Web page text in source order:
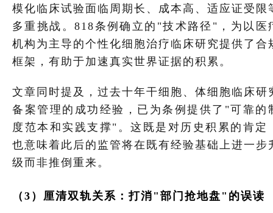
模化临床试验面临周期长、成本高、适应证受限
多重挑战。818条例确立的"技术路径"，为以医
机构为主导的个性化细胞治疗临床研究提供了合
框架，有助于加速真实世界证据的积累。
文章同时提及，过去十年干细胞、体细胞临床研
备案管理的成功经验，已为条例提供了"可靠的
度范本和实践支撑"。这既是对历史积累的肯定
也意味着此后的监管将在既有经验基础上进一步
级而非推倒重来。
（ 3 ）厘清双轨关系：打消 "部门抢地盘"的误读